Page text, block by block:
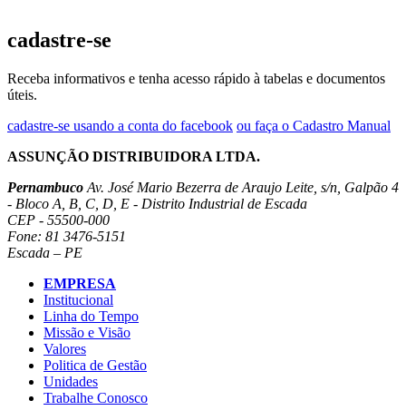
cadastre-se
Receba informativos e tenha acesso rápido à tabelas e documentos
úteis.
cadastre-se usando a conta do facebook ou faça o Cadastro Manual
ASSUNÇÃO DISTRIBUIDORA LTDA.
Pernambuco Av. José Mario Bezerra de Araujo Leite, s/n, Galpão 4
- Bloco A, B, C, D, E - Distrito Industrial de Escada
CEP - 55500-000
Fone: 81 3476-5151
Escada – PE
EMPRESA
Institucional
Linha do Tempo
Missão e Visão
Valores
Politica de Gestão
Unidades
Trabalhe Conosco